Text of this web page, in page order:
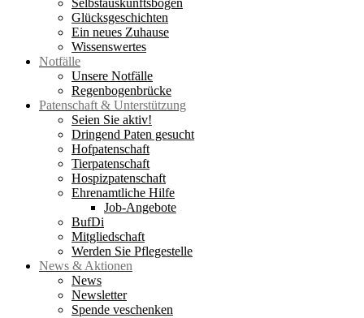
Selbstauskunftsbogen
Glücksgeschichten
Ein neues Zuhause
Wissenswertes
Notfälle
Unsere Notfälle
Regenbogenbrücke
Patenschaft & Unterstützung
Seien Sie aktiv!
Dringend Paten gesucht
Hofpatenschaft
Tierpatenschaft
Hospizpatenschaft
Ehrenamtliche Hilfe
Job-Angebote
BufDi
Mitgliedschaft
Werden Sie Pflegestelle
News & Aktionen
News
Newsletter
Spende veschenken